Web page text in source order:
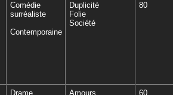
Comédie
surréaliste
Contemporaine
Duplicité
Folie
Société
80
Drame
Amours
60